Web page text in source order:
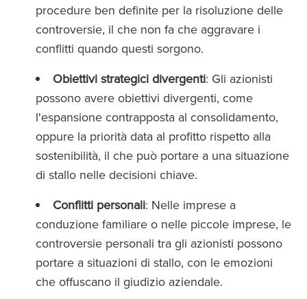
procedure ben definite per la risoluzione delle
controversie, il che non fa che aggravare i
conflitti quando questi sorgono.
Obiettivi strategici divergenti: Gli azionisti
possono avere obiettivi divergenti, come
l'espansione contrapposta al consolidamento,
oppure la priorità data al profitto rispetto alla
sostenibilità, il che può portare a una situazione
di stallo nelle decisioni chiave.
Conflitti personali: Nelle imprese a
conduzione familiare o nelle piccole imprese, le
controversie personali tra gli azionisti possono
portare a situazioni di stallo, con le emozioni
che offuscano il giudizio aziendale.